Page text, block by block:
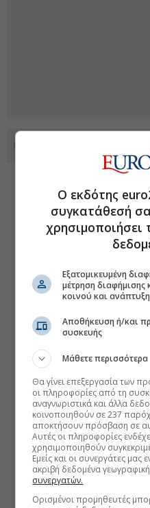
Ο εκδότης
συγκατάθεσή
Εξατομικευμένη
μέτρηση διαφήμισης
κοινού και
Αποθήκευση ή/και
συσκευής
Μάθετε περισσότερα
Θα γίνει επεξεργασία των
οι πληροφορίες από τη
αναγνωριστικά και άλλα
κοινοποιηθούν σε 237
αποκτήσουν πρόσβαση σε
Αυτές οι πληροφορίες
χρησιμοποιηθούν
Εμείς και οι συνεργάτες μας
ακριβή δεδομένα
συνεργατών.
Ορισμένοι προμηθευτές